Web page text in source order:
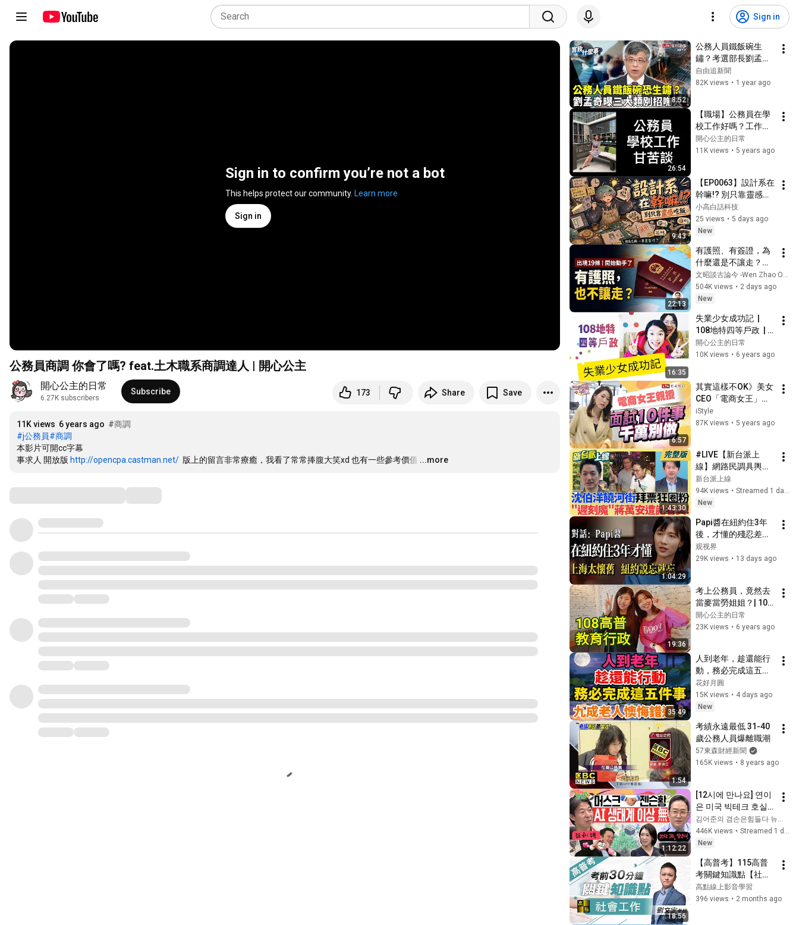
Sign in
Sign in to confirm you’re not a bot
This helps protect our community. Learn more
Sign in
公務員商調 你會了嗎? feat.土木職系商調達人 | 開心公主
開心公主的日常
6.27K subscribers
Subscribe 173 Share Save
11K views 6 years ago #商調
#j公務員#商調
本影片可開cc字幕
事求人 開放版 http://opencpa.castman.net/
  版上的留言非常療癒，我看了常常捧腹大笑xd 也有一些參考價值
…
...more
8:52
公務人員鐵飯碗生
鏽？考選部長劉孟奇
曝三大類別招嘸人！
護理師執照考試大改
自由追新聞
82K views • 1 year ago
26:54
【職場】公務員在學
校工作好嗎？工作內
容？｜開心公主的日
常
開心公主的日常
11K views • 5 years ago
9:43
【EP0063】設計系在
幹嘛!? 別只靠靈感吃
飯
小高白話科技
25 views • 5 days ago
New
22:13
有護照、有簽證，為
什麼還是不讓走？中
共出境新規，管的遠
不止是人（文昭談古
論今1735期）
文昭談古論今 -Wen Zhao Official
504K views • 2 days ago
New
16:35
失業少女成功記  |
108地特四等戶政  |
開心公主
開心公主的日常
10K views • 6 years ago
6:57
其實這樣不OK》美女
CEO「電商女王」親
授！面試 10 件事千萬
不要做
iStyle
87K views • 5 years ago
1:43:30
#LIVE【新台派上
線】網路民調具輿情
代表性!壹蘋民調蔣萬
安一度"慘輸3成"!訊
號? 美140億美元對台
作迎來歷史性大突破!
｜李正皓 主持｜
20260805
新台派上線
94K views •
Streamed 1 day ago
New
1:04:29
Papi醬在紐約住3年
後，才懂的殘忍差
異！上海人瘋狂懷
舊，紐約人說
丹青 #魯豫 #上海 #
香港  #经济 #文学 #
窦文涛
观视界
29K views • 13 days ago
19:36
考上公務員，竟然去
當麥當勞姐姐？| 108
教育行政高考 | 開心
公主
開心公主的日常
23K views • 6 years ago
35:49
人到老年，趁還能行
動，務必完成這五件
事，九成老人懊悔錯
過！【花好月圓】
花好月圓
15K views • 4 days ago
New
1:54
考績永遠最低 31-40
歲公務人員爆離職潮
57東森財經新聞
165K views • 8 years ago
1:12:22
[12시에 만나요] 연이
은 미국 빅테크 호실
적에 오늘은 코스피
매수 사이드카! 코스
닥 800 안착 가능할
수요일
446K views •
New
18:56
【高普考】115高普
考關鍵知識點【社會
工作】劉文定老師｜
公職考試｜高上公職
高點線上影音學習
396 views • 2 months ago